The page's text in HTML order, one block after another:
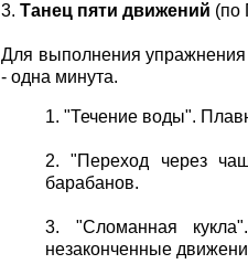
3. Танец пяти движений (по
Для выполнения упражнения
- одна минута.
1. "Течение воды".
2. "Переход через
барабанов.
3. "Сломанная
незаконченные